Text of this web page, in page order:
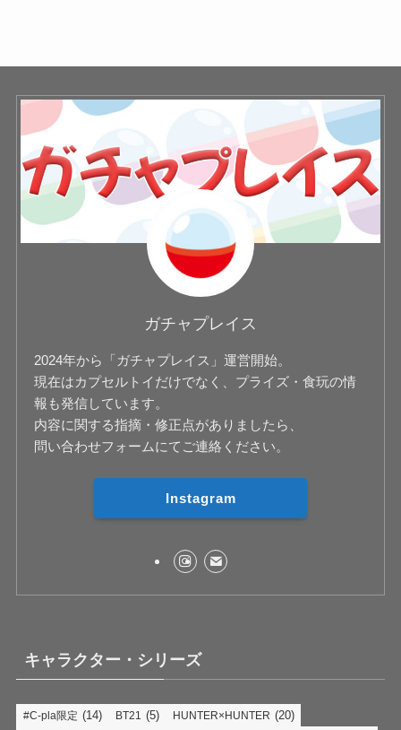
ガチャプレイス
2024年から「ガチャプレイス」運営開始。
現在はカプセルトイだけでなく、プライズ・食玩の情
報も発信しています。
内容に関する指摘・修正点がありましたら、
問い合わせフォームにてご連絡ください。
Instagram
キャラクター・シリーズ
#C-pla限定 (14) BT21 (5) HUNTER×HUNTER (20)